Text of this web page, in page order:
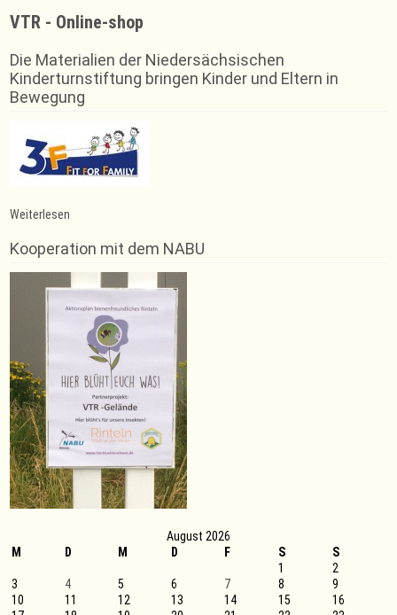
VTR - Online-shop
Die Materialien der Niedersächsischen
Kinderturnstiftung bringen Kinder und Eltern in
Bewegung
Weiterlesen
–
Contestgruppe
schafft
es
auf
den
Platz
Kooperation mit dem NABU
August 2026
M
D M D F S
S
1
2
3
4 5 6 7 8
9
10
11 12 13 14 15
16